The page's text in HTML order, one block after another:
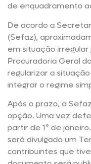
de enquadramento
De acordo a
(Sefaz),
em situação
Procuradoria Geral
regularizar a
integrar o regime
Após o prazo, a
opção. Uma vez
partir de 1º de
será divulgado um
contribuintes que